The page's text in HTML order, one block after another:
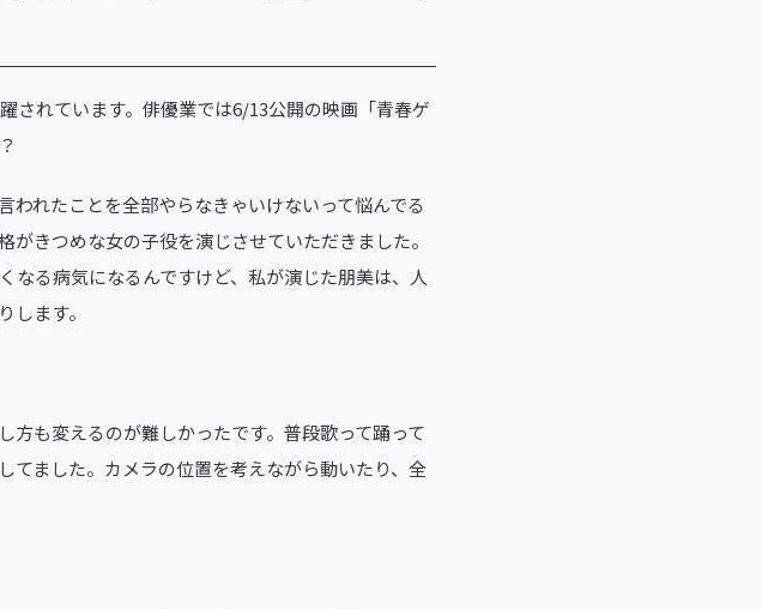
されています。俳優業では6/13公開の映画「青春ゲ
れたことを全部やらなきゃいけないって悩んでる
きつめな女の子役を演じさせていただきました。
る病気になるんですけど、私が演じた朋美は、人
ます。
も変えるのが難しかったです。普段歌って踊って
てました。カメラの位置を考えながら動いたり、全